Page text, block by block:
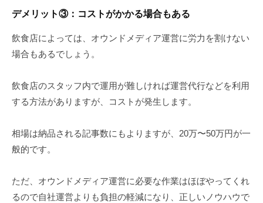
デメリット③：コストがかかる場合もある
飲食店によっては、オウンドメディア運営に労力を割けない
場合もあるでしょう。
飲食店のスタッフ内で運用が難しければ運営代行などを利用
する方法がありますが、コストが発生します。
相場は納品される記事数にもよりますが、20万〜50万円が一
般的です。
ただ、オウンドメディア運営に必要な作業はほぼやってくれ
るので自社運営よりも負担の軽減になり、正しいノウハウで